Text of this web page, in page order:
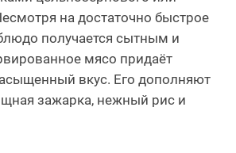
на достаточно быстрое
получается сытным и
мясо придаёт
вкус. Его дополняют
зажарка, нежный рис и